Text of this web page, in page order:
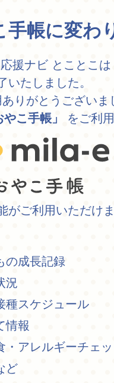
帳に変わ
援ナビ とことこは
いたしました。
りがとうございま
こ手帳」 をご利
がご利用いただけ
の成長記録
況
種スケジュール
情報
・アレルギーチェ
ど